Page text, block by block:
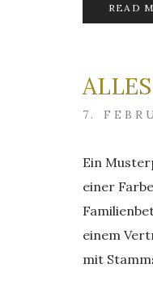
READ
7.
Ein
einer
einem
mit